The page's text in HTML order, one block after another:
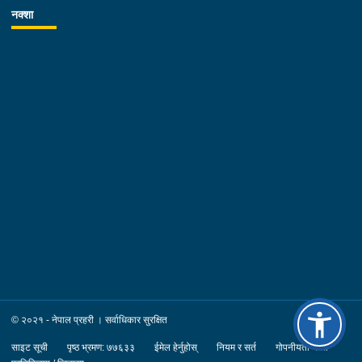
नक्शा
© २०२१ - नेपाल प्रहरी । सर्वाधिकार सुरक्षित
साइट सूची पृष्ठ भ्रमण: ७७६३३ ईमेल हेर्नुहोस् नियम र सर्त
गोपनीयता नीति